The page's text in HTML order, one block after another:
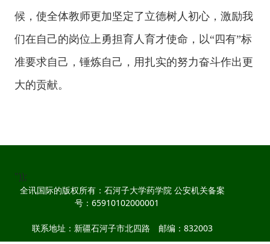
候，使全体教师更加坚定了立德树人初心，激励我
们在自己的岗位上勇担育人育才使命，以“四有”标
准要求自己，锤炼自己，用扎实的努力奋斗作出更
大的贡献。
"));
全讯国际的版权所有：石河子大学药学院 公安机关备案
号：65910102000001
联系地址：新疆石河子市北四路 邮编：832003